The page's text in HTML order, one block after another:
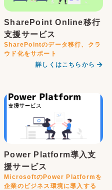
SharePoint Online移行
支援サービス
SharePointのデータ移行、クラ
ウド化をサポート
詳しくはこちらから
Power Platform導入支
援サービス
MicrosoftのPower Platformを
企業のビジネス環境に導入する